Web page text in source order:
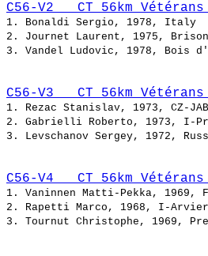
C56-V2   CT 56km
1. Bonaldi Sergio,
2. Journet Laurent, 1975,
3. Vandel Ludovic,
C56-V3   CT 56km
1. Rezac Stanislav, 1973,
2. Gabrielli Roberto, 1973,
3. Levschanov Sergey,
C56-V4   CT 56km
1. Vaninnen Matti-Pekka,
2. Rapetti Marco,
3. Tournut Christophe,